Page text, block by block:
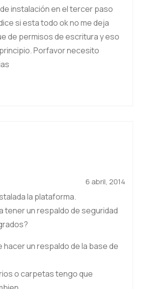
instalación en el tercer paso
si esta todo ok no me deja
de permisos de escritura y eso
Porfavor necesito
6 abril, 2014
la plataforma.
tener un respaldo de seguridad
hacer un respaldo de la base de
o carpetas tengo que